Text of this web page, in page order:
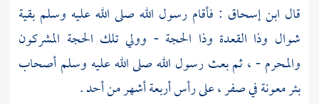
قال ابن إسحاق : فأقام رسول الله صلى الله عليه وسلم بقية
شوال وذا القعدة وذا الحجة - وولي تلك الحجة المشركون
والمحرم - ، ثم بعث رسول الله صلى الله عليه وسلم أصحاب
بئر معونةفي صفر ، على رأس أربعة أشهر منأحد.